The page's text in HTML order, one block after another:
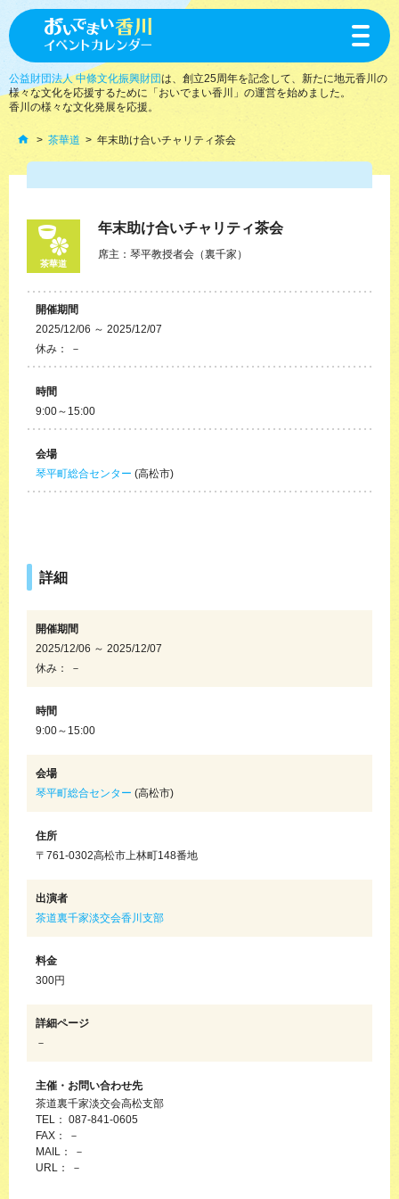
toggle
公益財団法人 中條文化振興財団は、創立25周年を記念して、新たに地元香川の
様々な文化を応援するために「おいでまい香川」の運営を始めました。
香川の様々な文化発展を応援。
茶華道 年末助け合いチャリティ茶会
茶華道
年末助け合いチャリティ茶会
席主：琴平教授者会（裏千家）
開催期間
2025/12/06 ～ 2025/12/07
休み： －
時間
9:00～15:00
会場
琴平町総合センター (高松市)
詳細
開催期間
2025/12/06 ～ 2025/12/07
休み： －
時間
9:00～15:00
会場
琴平町総合センター (高松市)
住所
〒761-0302高松市上林町148番地
出演者
茶道裏千家淡交会香川支部
料金
300円
詳細ページ
－
主催・お問い合わせ先
茶道裏千家淡交会高松支部
TEL： 087-841-0605
FAX： －
MAIL： －
URL： －